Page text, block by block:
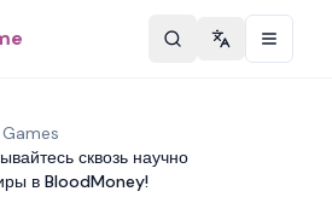
Change
сквозь научно
в BloodMoney!